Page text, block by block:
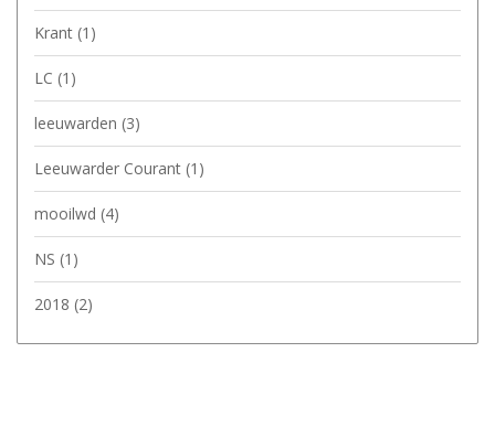
Krant (1)
LC (1)
leeuwarden (3)
Leeuwarder Courant (1)
mooilwd (4)
NS (1)
2018 (2)